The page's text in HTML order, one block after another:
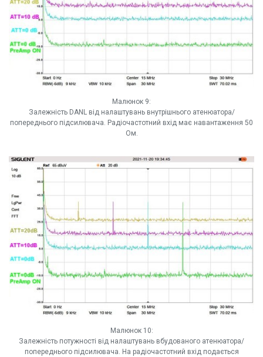
Малюнок 9:
Залежність DANL від налаштувань внутрішнього атенюатора/
попереднього підсилювача. Радіочастотний вхід має навантаження 50
Ом.
Малюнок 10:
Залежність потужності від налаштувань вбудованого атенюатора/
попереднього підсилювача. На радіочастотний вхід подається